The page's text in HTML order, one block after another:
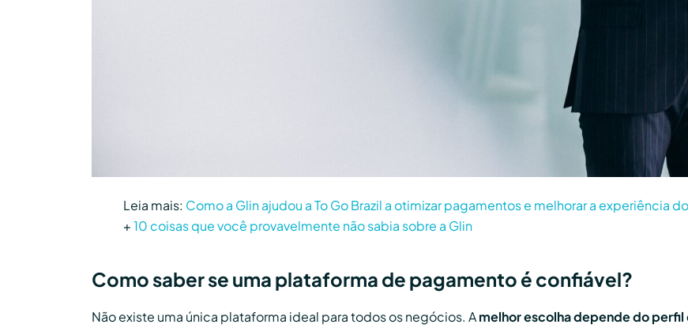
Leia mais: Como a Glin ajudou a To Go Brazil a otimizar pagamentos e melhorar a experiência
+10 coisas que você provavelmente não sabia sobre a Glin
Como saber se uma plataforma de pagamento é confiável?
Não existe uma única plataforma ideal para todos os negócios. Amelhor escolha depende do